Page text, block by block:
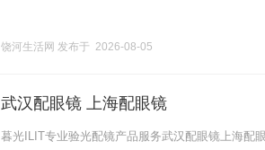
饶河生活网 发布于 2026-08-05
武汉配眼镜 上海配眼镜
暮光ILIT专业验光配镜产品服务武汉配眼镜上海配